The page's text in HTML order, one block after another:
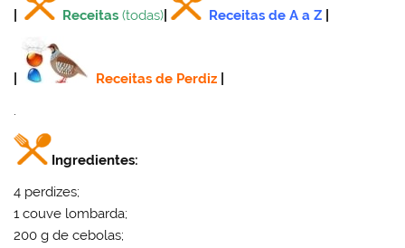
Receitas (todas) Receitas de A a Z
Receitas de Perdiz
.
Ingredientes:
4 perdizes;
1 couve lombarda;
200 g de cebolas;